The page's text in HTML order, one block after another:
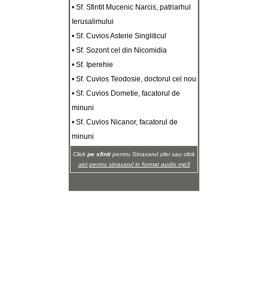
• Sf. Sfintit Mucenic Narcis, patriarhul
Ierusalimului
• Sf. Cuvios Asterie Singliticul
• Sf. Sozont cel din Nicomidia
• Sf. Iperehie
• Sf. Cuvios Teodosie, doctorul cel nou
• Sf. Cuvios Dometie, facatorul de
minuni
• Sf. Cuvios Nicanor, facatorul de
minuni
Click pe sfinti pentru Sinaxarul zilei sau click
aici pentru sinaxarul in format audio mp3